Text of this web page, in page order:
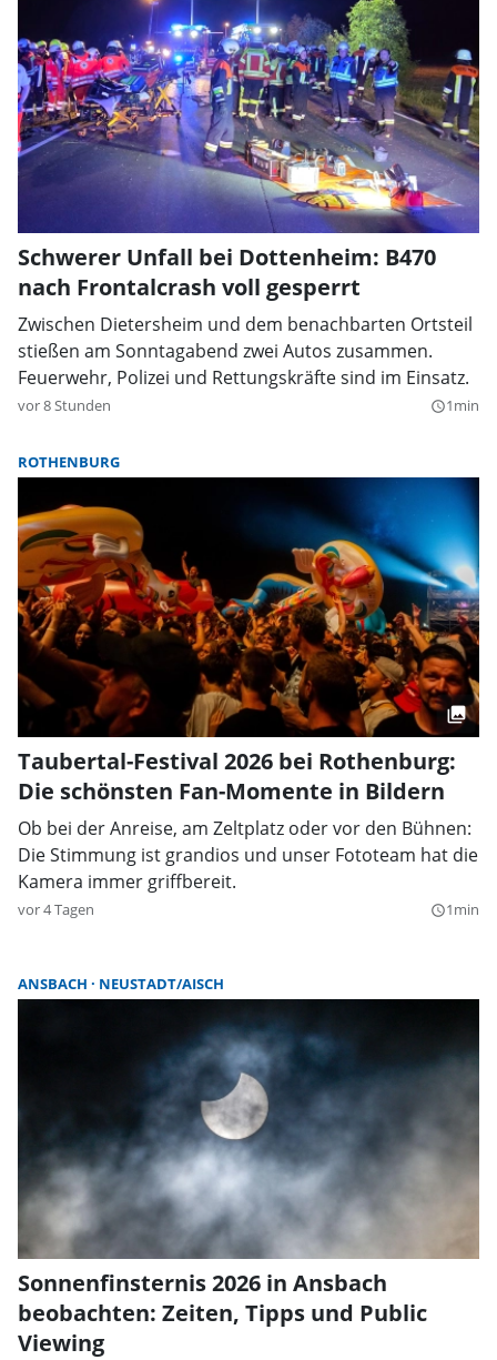
Schwerer Unfall bei Dottenheim: B470
nach Frontalcrash voll gesperrt
Zwischen Dietersheim und dem benachbarten Ortsteil
stießen am Sonntagabend zwei Autos zusammen.
Feuerwehr, Polizei und Rettungskräfte sind im Einsatz.
vor 8 Stunden query_builder1min
ROTHENBURG
Taubertal-Festival 2026 bei Rothenburg:
Die schönsten Fan-Momente in Bildern
Ob bei der Anreise, am Zeltplatz oder vor den Bühnen:
Die Stimmung ist grandios und unser Fototeam hat die
Kamera immer griffbereit.
vor 4 Tagen query_builder1min
ANSBACH NEUSTADT/AISCH
Sonnenfinsternis 2026 in Ansbach
beobachten: Zeiten, Tipps und Public
Viewing